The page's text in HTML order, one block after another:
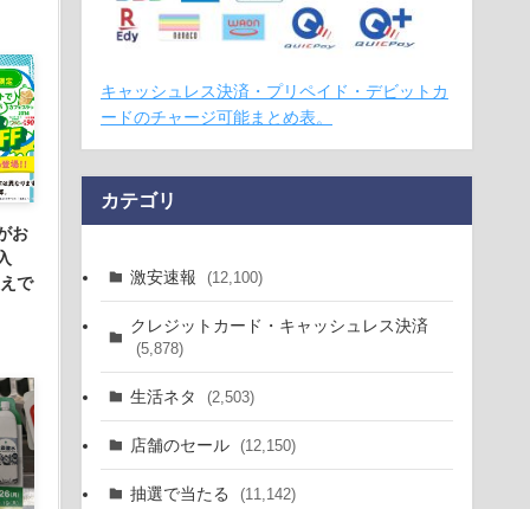
お
で
キャッシュレス決済・プリペイド・デビットカ
ードのチャージ可能まとめ表。
カテゴリ
激安速報 (12,100)
クレジットカード・キャッシュレス決済
(5,878)
生活ネタ (2,503)
店舗のセール (12,150)
抽選で当たる (11,142)